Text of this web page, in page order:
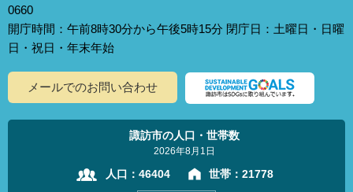
0660
開庁時間：午前8時30分から午後5時15分 閉庁日：土曜日・日曜
日・祝日・年末年始
メールでのお問い合わせ
諏訪市の人口・世帯数
2026年8月1日
人口： 46404 世帯： 21778